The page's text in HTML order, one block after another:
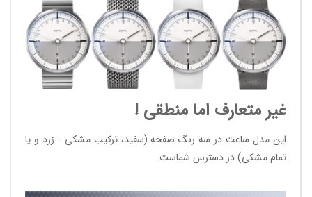
غیر متعارف اما منطقی !
این مدل ساعت در سه رنگ صفحه (سفید، ترکیب مشکی - زرد و یا
تمام مشکی) در دسترس شماست.